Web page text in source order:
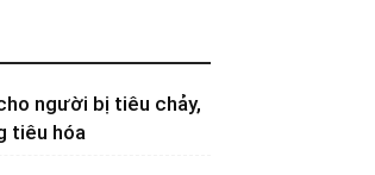
người bị tiêu chảy,
tiêu hóa